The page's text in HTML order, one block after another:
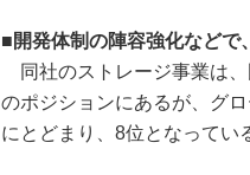
■開発体制の陣容強化など
同社のストレージ事業は
のポジションにあるが、グ
にとどまり、8位となってい